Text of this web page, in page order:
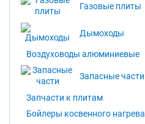
Газовые плиты
Дымоходы
Воздуховоды алюминиевые
Запасные части
Запчасти к плитам
Бойлеры косвенного нагрева